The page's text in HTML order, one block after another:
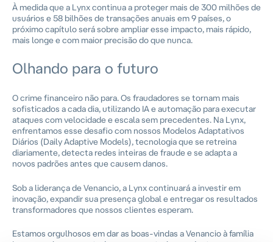
À medida que a Lynx continua a proteger mais de 300 milhões de
usuários e 58 bilhões de transações anuais em 9 países, o
próximo capítulo será sobre ampliar esse impacto, mais rápido,
mais longe e com maior precisão do que nunca.
Olhando para o futuro
O crime financeiro não para. Os fraudadores se tornam mais
sofisticados a cada dia, utilizando IA e automação para executar
ataques com velocidade e escala sem precedentes. Na Lynx,
enfrentamos esse desafio com nossos Modelos Adaptativos
Diários (Daily Adaptive Models), tecnologia que se retreina
diariamente, detecta redes inteiras de fraude e se adapta a
novos padrões antes que causem danos.
Sob a liderança de Venancio, a Lynx continuará a investir em
inovação, expandir sua presença global e entregar os resultados
transformadores que nossos clientes esperam.
Estamos orgulhosos em dar as boas-vindas a Venancio à família